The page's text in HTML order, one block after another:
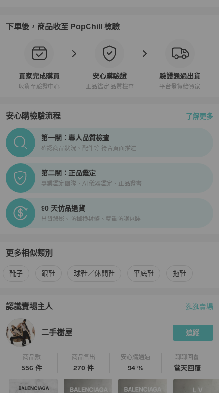
下單後，商品收至 PopChill 檢驗
買家完成購買
收貨至驗證中心
安心購驗證
正品鑑定 品質檢查
驗證通過出貨
平台發貨給買家
安心購檢驗流程 了解更多
PopChill拍拍圈正品驗證、安心購檢驗流程介紹
第一關：專人品質檢查
確認商品狀況、配件等 符合頁面描述
第二關：正品鑑定
專業鑑定團隊、AI 儀器鑑定、正品證書
90 天仿品退貨
出貨錄影、防掉換封條、雙重防護包裝
更多相似類別
更多 Gucci 女鞋相似商品推薦
靴子 跟鞋 球鞋／休閒鞋 平底鞋 拖鞋
認識賣場主人
PopChill 拍拍圈嚴選賣家
逛逛賣場
二手樹屋 追蹤
商品數
556 件
商品售出
270 件
安心購通過
94 %
聊聊回覆
當天回覆